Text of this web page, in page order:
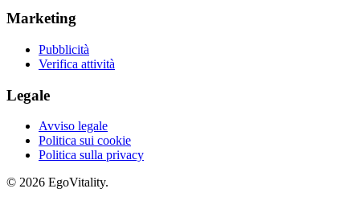
Marketing
Pubblicità
Verifica attività
Legale
Avviso legale
Politica sui cookie
Politica sulla privacy
© 2026 EgoVitality.